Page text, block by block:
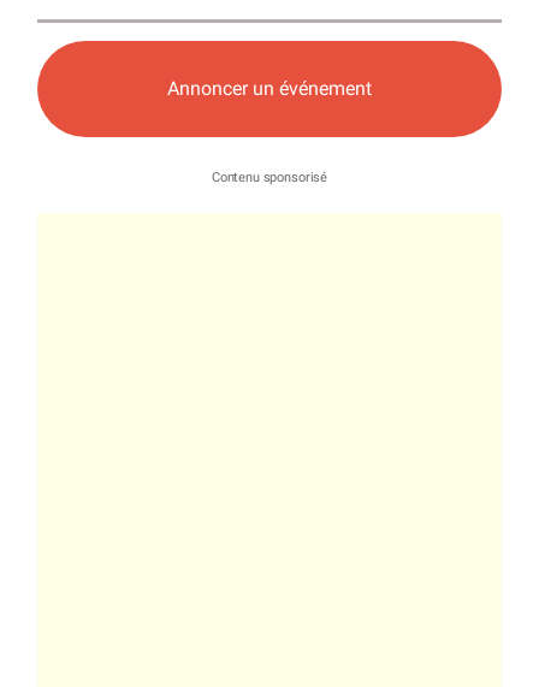
Annoncer un événement